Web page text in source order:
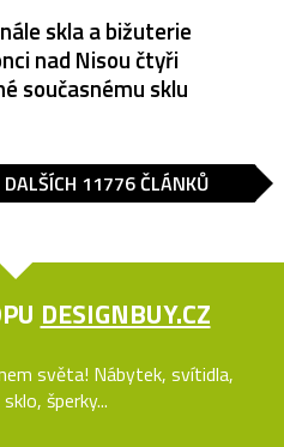
skla a bižuterie
nad Nisou čtyři
současnému sklu
DALŠÍCH 11776 ČLÁNKŮ
DESIGNBUY.CZ
světa! Nábytek, svítidla,
šperky...